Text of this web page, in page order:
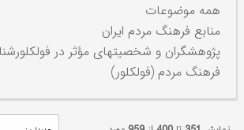
همه موضوعات
منابع فرهنگ مردم ایران
پژوهشگران و شخصیتهای مؤثر در
فرهنگ مردم (فولکلور)